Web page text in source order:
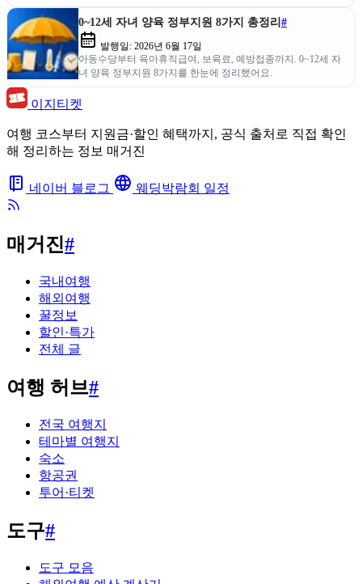
0~12세 자녀 양육 정부지원 8가지 총정리 #
발행일: 2026년 6월 17일
아동수당부터 육아휴직급여, 보육료, 예방접종까지. 0~12세 자
녀 양육 정부지원 8가지를 한눈에 정리했어요.
이지티켓
여행 코스부터 지원금·할인 혜택까지, 공식 출처로 직접 확인
해 정리하는 정보 매거진
네이버 블로그 웨딩박람회 일정
매거진#
국내여행
해외여행
꿀정보
할인·특가
전체 글
여행 허브#
전국 여행지
테마별 여행지
숙소
항공권
투어·티켓
도구#
도구 모음